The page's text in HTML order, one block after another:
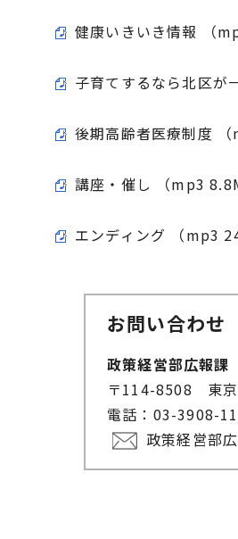
健康いきいき情報 （
子育てするなら北区が
後期高齢者医療制度 （
講座・催し （mp3
エンディング （mp3
お問い合わせ
政策経営部広報課
〒114-8508 東京
電話：03-3908-
政策経営部